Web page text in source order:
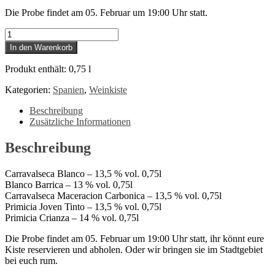
Die Probe findet am 05. Februar um 19:00 Uhr statt.
12.
Online-
Weinprobenkiste
Casa
Menge
In den Warenkorb
Produkt enthält: 0,75 l
Kategorien: Spanien, Weinkiste
Beschreibung
Zusätzliche Informationen
Beschreibung
Carravalseca Blanco – 13,5 % vol. 0,75l
Blanco Barrica – 13 % vol. 0,75l
Carravalseca Maceracion Carbonica – 13,5 % vol. 0,75l
Primicia Joven Tinto – 13,5 % vol. 0,75l
Primicia Crianza – 14 % vol. 0,75l
Die Probe findet am 05. Februar um 19:00 Uhr statt, ihr könnt eure
Kiste reservieren und abholen. Oder wir bringen sie im Stadtgebiet
bei euch rum.